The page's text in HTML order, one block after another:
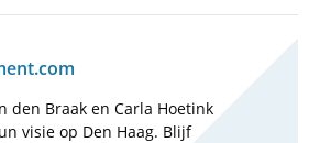
den Braak en Carla Hoetink
visie op Den Haag. Blijf